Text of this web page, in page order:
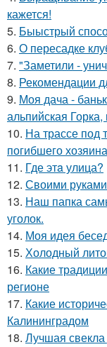
кажется!
5. Быыстрый
6. О пересадке
7. "Заметили -
8. Рекомендации
9. Моя дача -
альпийская Горка,
10. На трассе под
погибшего
11. Где этa улица?
12. Своими
13. Наш папка
уголок.
14. Моя идея
15. Холодный
16. Какие
регионе
17. Какие
Калининградом
18. Лучшая